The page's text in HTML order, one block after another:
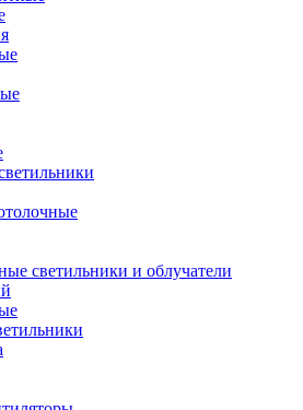
светильники и облучатели